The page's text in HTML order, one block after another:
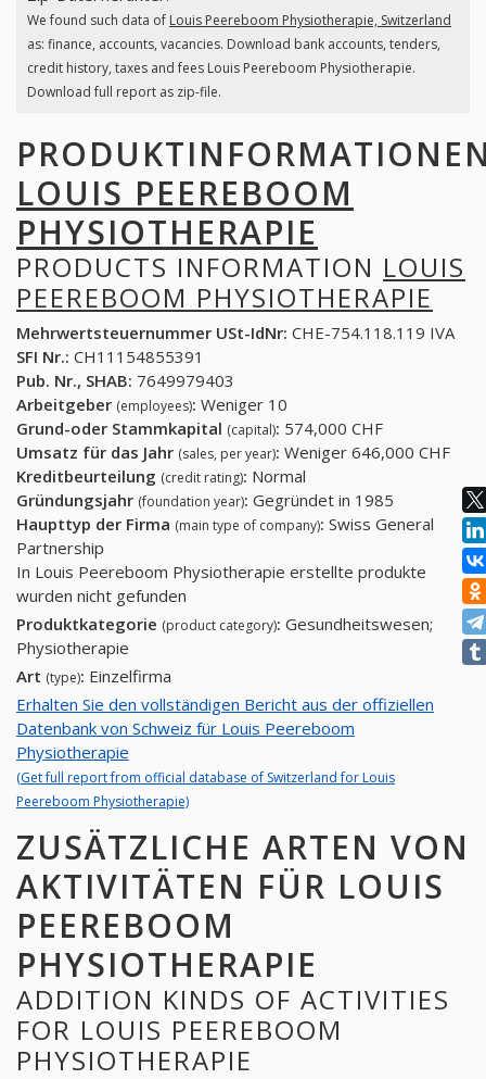
We found such data of Louis Peereboom Physiotherapie, Switzerland
as: finance, accounts, vacancies. Download bank accounts, tenders,
credit history, taxes and fees Louis Peereboom Physiotherapie.
Download full report as zip-file.
LOUIS PEEREBOOM
PHYSIOTHERAPIE
PRODUCTS INFORMATION LOUIS
PEEREBOOM PHYSIOTHERAPIE
Mehrwertsteuernummer USt-IdNr: CHE-754.118.119 IVA
SFI Nr.: CH11154855391
Pub. Nr., SHAB: 7649979403
Arbeitgeber (employees): Weniger 10
Grund-oder Stammkapital (capital): 574,000 CHF
Umsatz für das Jahr (sales, per year): Weniger 646,000 CHF
Kreditbeurteilung (credit rating): Normal
Gründungsjahr (foundation year): Gegründet in 1985
Haupttyp der Firma (main type of company): Swiss General
Partnership
In Louis Peereboom Physiotherapie erstellte produkte
wurden nicht gefunden
Produktkategorie (product category): Gesundheitswesen;
Physiotherapie
Art (type): Einzelfirma
Erhalten Sie den vollständigen Bericht aus der offiziellen
Datenbank von Schweiz für Louis Peereboom
Physiotherapie
(Get full report from official database of Switzerland for Louis
Peereboom Physiotherapie)
ZUSÄTZLICHE ARTEN VON
AKTIVITÄTEN FÜR LOUIS
PEEREBOOM
PHYSIOTHERAPIE
ADDITION KINDS OF ACTIVITIES
FOR LOUIS PEEREBOOM
PHYSIOTHERAPIE